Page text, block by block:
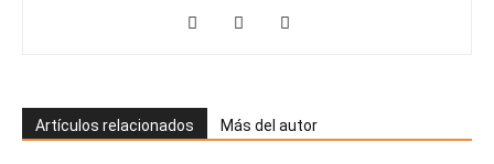
Artículos relacionados Más del autor